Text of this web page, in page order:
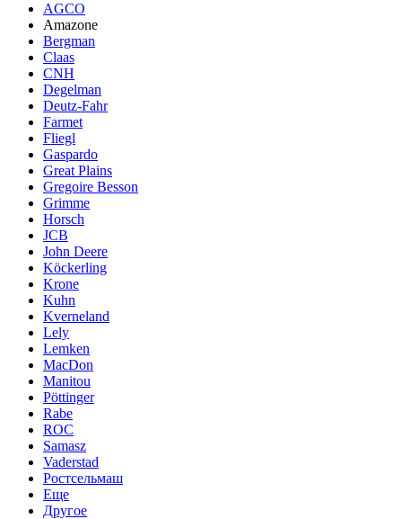
AGCO
Amazone
Bergman
Claas
CNH
Degelman
Deutz-Fahr
Farmet
Fliegl
Gaspardo
Great Plains
Gregoire Besson
Grimme
Horsch
JCB
John Deere
Köckerling
Krone
Kuhn
Kverneland
Lely
Lemken
MacDon
Manitou
Pöttinger
Rabe
ROC
Samasz
Vaderstad
Ростсельмаш
Еще
Другое